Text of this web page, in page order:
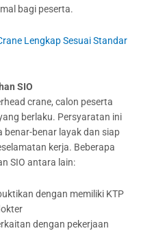
bagi peserta.
Lengkap Sesuai Standar
SIO
crane, calon peserta
berlaku. Persyaratan ini
benar layak dan siap
kerja. Beberapa
SIO antara lain:
dengan memiliki KTP
dengan pekerjaan